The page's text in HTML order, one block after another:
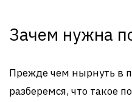
Зачем нужна
Прежде чем нырнуть в
разберемся, что такое